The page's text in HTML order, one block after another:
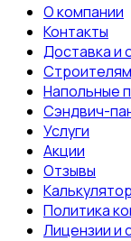
О компании
Контакты
Доставка и
Напольные
Сэндвич-
Услуги
Акции
Отзывы
Калькулятор
Политика
Лицензии и